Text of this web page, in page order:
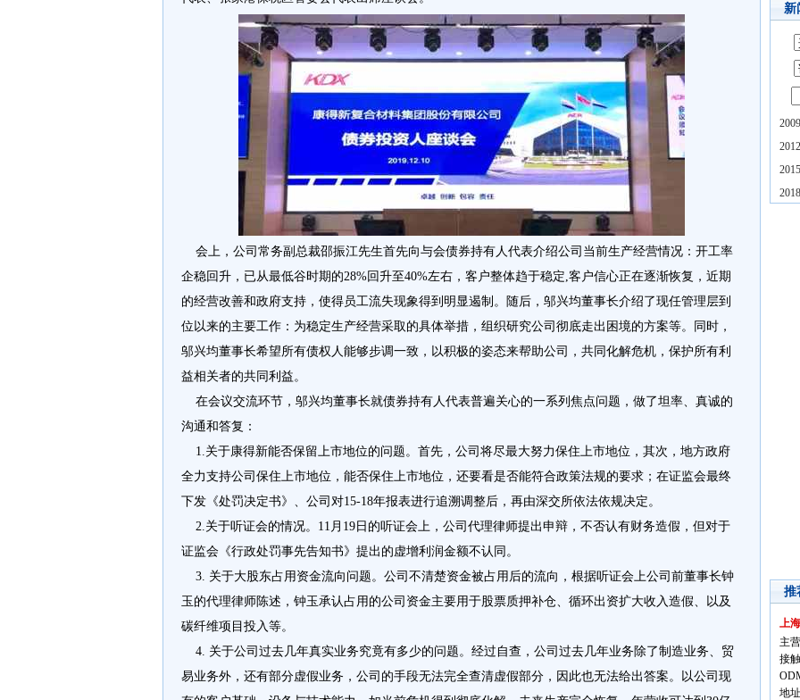
会上，公司常务副总裁邵振江先生首先向与会债券持有人代表介绍公司当前生产经营情况：开工率
企稳回升，已从最低谷时期的28%回升至40%左右，客户整体趋于稳定,客户信心正在逐渐恢复，近期
的经营改善和政府支持，使得员工流失现象得到明显遏制。随后，邬兴均董事长介绍了现任管理层到
位以来的主要工作：为稳定生产经营采取的具体举措，组织研究公司彻底走出困境的方案等。同时，
邬兴均董事长希望所有债权人能够步调一致，以积极的姿态来帮助公司，共同化解危机，保护所有利
益相关者的共同利益。
在会议交流环节，邬兴均董事长就债券持有人代表普遍关心的一系列焦点问题，做了坦率、真诚的
沟通和答复：
1.关于康得新能否保留上市地位的问题。首先，公司将尽最大努力保住上市地位，其次，地方政府
全力支持公司保住上市地位，能否保住上市地位，还要看是否能符合政策法规的要求；在证监会最终
下发《处罚决定书》、公司对15-18年报表进行追溯调整后，再由深交所依法依规决定。
2.关于听证会的情况。11月19日的听证会上，公司代理律师提出申辩，不否认有财务造假，但对于
证监会《行政处罚事先告知书》提出的虚增利润金额不认同。
3. 关于大股东占用资金流向问题。公司不清楚资金被占用后的流向，根据听证会上公司前董事长钟
玉的代理律师陈述，钟玉承认占用的公司资金主要用于股票质押补仓、循环出资扩大收入造假、以及
碳纤维项目投入等。
4. 关于公司过去几年真实业务究竟有多少的问题。经过自查，公司过去几年业务除了制造业务、贸
易业务外，还有部分虚假业务，公司的手段无法完全查清虚假部分，因此也无法给出答案。以公司现
新
推
上
主
接
地